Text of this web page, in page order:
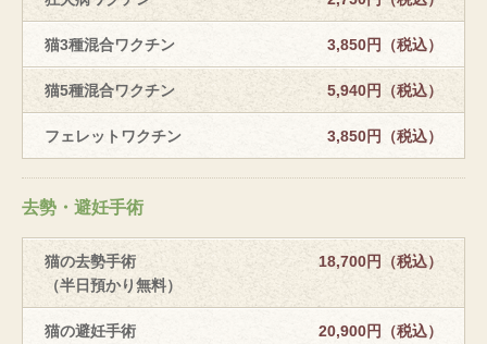
猫3種混合ワクチン 3,850円（税込）
猫5種混合ワクチン 5,940円（税込）
フェレットワクチン 3,850円（税込）
去勢・避妊手術
猫の去勢手術
（半日預かり無料）
18,700円（税込）
猫の避妊手術
20,900円（税込）